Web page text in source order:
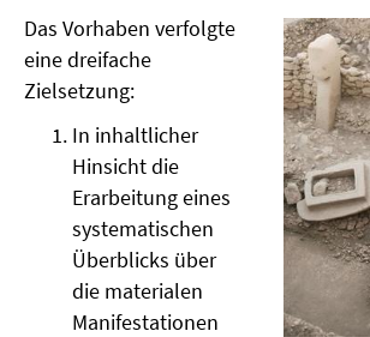
Das Vorhaben verfolgte
eine dreifache
Zielsetzung:
In inhaltlicher
Hinsicht die
Erarbeitung eines
systematischen
Überblicks über
die materialen
Manifestationen